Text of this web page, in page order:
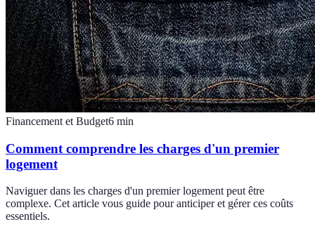
Financement et Budget6 min
Comment comprendre les charges d'un premier
logement
Naviguer dans les charges d'un premier logement peut être
complexe. Cet article vous guide pour anticiper et gérer ces coûts
essentiels.